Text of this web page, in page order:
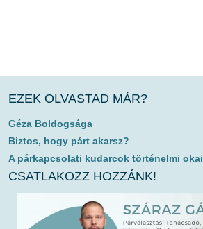
EZEK OLVASTAD MÁR?
Géza Boldogsága
Biztos, hogy párt akarsz?
A párkapcsolati kudarcok történelmi okai
CSATLAKOZZ HOZZÁNK!